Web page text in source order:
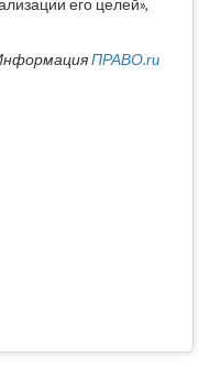
его целей»,
ПРАВО.ru